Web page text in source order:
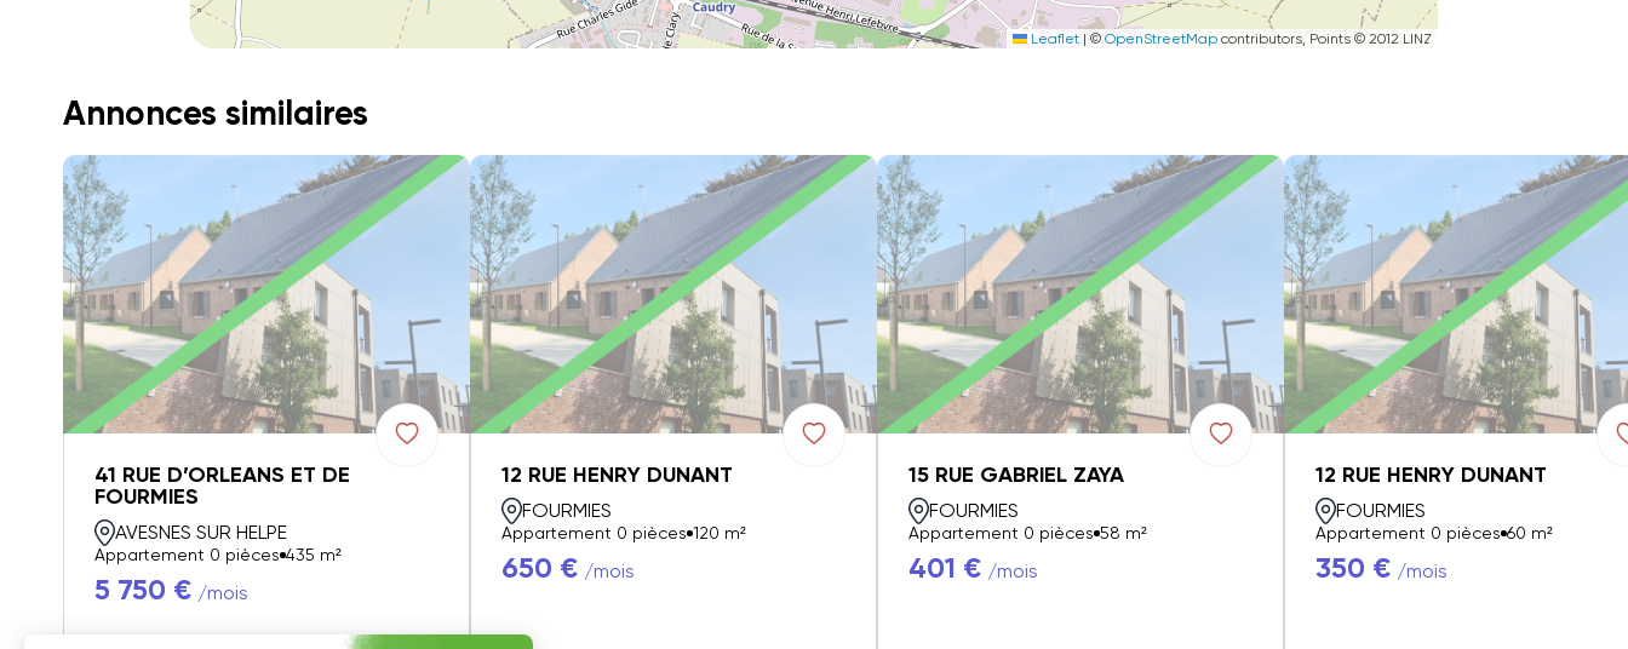
Leaflet | © OpenStreetMap contributors, Points © 2012 LINZ
Annonces similaires
41 RUE D’ORLEANS ET DE
FOURMIES
AVESNES SUR HELPE
Appartement 0 pièces 435 m²
5 750 € /mois
12 RUE HENRY DUNANT
FOURMIES
Appartement 0 pièces 120 m²
650 € /mois
15 RUE GABRIEL ZAYA
FOURMIES
Appartement 0 pièces 58 m²
401 € /mois
12 RUE HENRY DUNANT
FOURMIES
Appartement 0 pièces 60 m²
350 € /mois